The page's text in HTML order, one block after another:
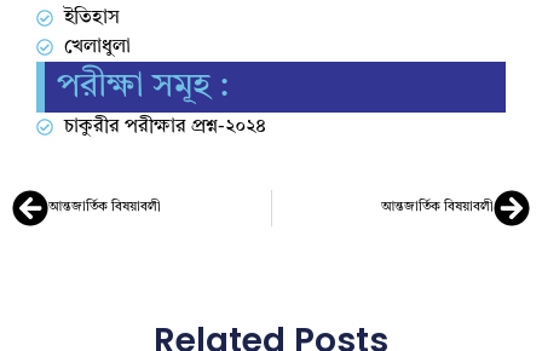
ইতিহাস
খেলাধুলা
পরীক্ষা সমূহ :
চাকুরীর পরীক্ষার প্রশ্ন-২০২৪
আন্তজার্তিক বিষয়াবলী আন্তজার্তিক বিষয়াবলী
Related Posts